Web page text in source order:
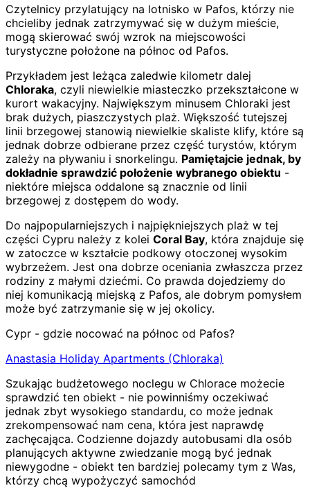
Czytelnicy przylatujący na lotnisko w Pafos, którzy nie
chcieliby jednak zatrzymywać się w dużym mieście,
mogą skierować swój wzrok na miejscowości
turystyczne położone na północ od Pafos.
Przykładem jest leżąca zaledwie kilometr dalej
Chloraka, czyli niewielkie miasteczko przekształcone w
kurort wakacyjny. Największym minusem Chloraki jest
brak dużych, piaszczystych plaż. Większość tutejszej
linii brzegowej stanowią niewielkie skaliste klify, które są
jednak dobrze odbierane przez część turystów, którym
zależy na pływaniu i snorkelingu. Pamiętajcie jednak, by
dokładnie sprawdzić położenie wybranego obiektu -
niektóre miejsca oddalone są znacznie od linii
brzegowej z dostępem do wody.
Do najpopularniejszych i najpiękniejszych plaż w tej
części Cypru należy z kolei Coral Bay, która znajduje się
w zatoczce w kształcie podkowy otoczonej wysokim
wybrzeżem. Jest ona dobrze oceniania zwłaszcza przez
rodziny z małymi dziećmi. Co prawda dojedziemy do
niej komunikacją miejską z Pafos, ale dobrym pomysłem
może być zatrzymanie się w jej okolicy.
Cypr - gdzie nocować na północ od Pafos?
Anastasia Holiday Apartments (Chloraka)
Szukając budżetowego noclegu w Chlorace możecie
sprawdzić ten obiekt - nie powinniśmy oczekiwać
jednak zbyt wysokiego standardu, co może jednak
zrekompensować nam cena, która jest naprawdę
zachęcająca. Codzienne dojazdy autobusami dla osób
planujących aktywne zwiedzanie mogą być jednak
niewygodne - obiekt ten bardziej polecamy tym z Was,
którzy chcą wypożyczyć samochód